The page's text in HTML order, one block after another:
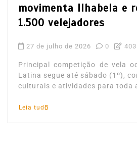
movimenta Ilhabela e
1.500 velejadores
27 de julho de 2026 0
Principal competição de vela
Latina segue até sábado (1º),
culturais e atividades para toda
Leia tudo